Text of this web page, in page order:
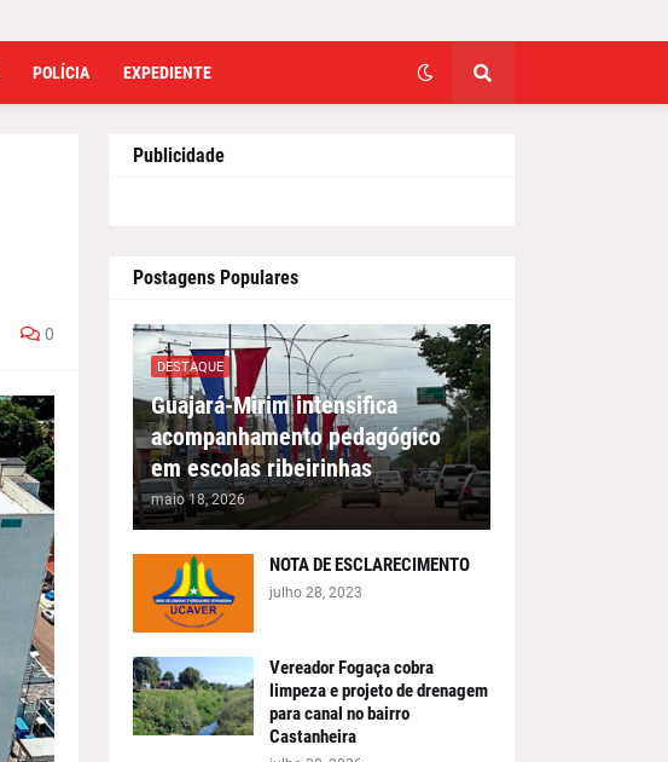
POLÍCIA EXPEDIENTE
0
Publicidade
Postagens Populares
DESTAQUE
Guajará-Mirim intensifica
acompanhamento pedagógico
em escolas ribeirinhas
maio 18, 2026
NOTA DE ESCLARECIMENTO
julho 28, 2023
Vereador Fogaça cobra
limpeza e projeto de drenagem
para canal no bairro
Castanheira